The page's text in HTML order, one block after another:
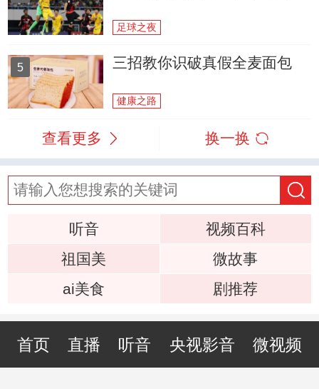
足球之夜
5 三招教你识破真假全麦面包
健康之路
查看更多 换一换
听音
视频百科
祖国美
微故事
ai美食
剧推荐
首页 直播 听音 央视影音 微视频